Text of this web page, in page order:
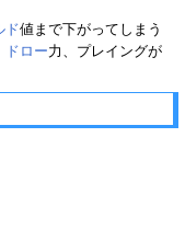
ド値まで下がってしまう
ドロー力、プレイングが